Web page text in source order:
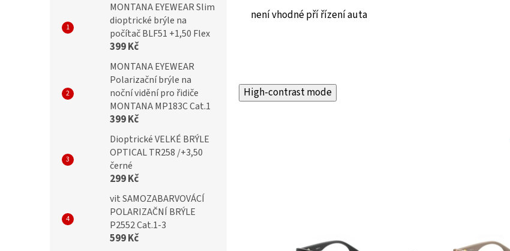
MONTANA EYEWEAR Slim
dioptrické brýle na
počítač BLF51 +1,50 Flex
399 Kč
MONTANA EYEWEAR
Polarizační brýle na
noční vidění pro řidiče
MONTANA MP183C Cat.1
399 Kč
Dioptrické VELKÉ BRÝLE
OPTICAL TR258 /+3,50
černé
299 Kč
vit SAMOZABARVOVÁCÍ
POLARIZAČNÍ BRÝLE
P2552 Cat.1-3
599 Kč
není vhodné pří řízení auta
High-contrast mode